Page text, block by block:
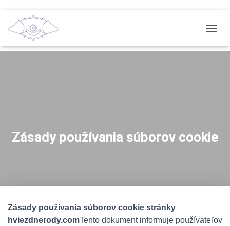
O
G
A
Zásady používania súborov cookie
Zásady používania súborov cookie stránky
hviezdnerody.comTento dokument informuje používateľov